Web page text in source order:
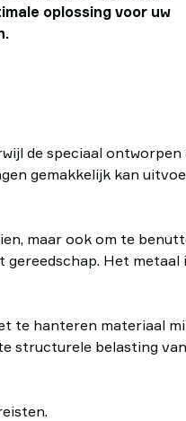
oplossing voor uw
de speciaal ontworpen
gemakkelijk kan
maar ook om te
Het metaal
te hanteren materiaal
structurele belasting